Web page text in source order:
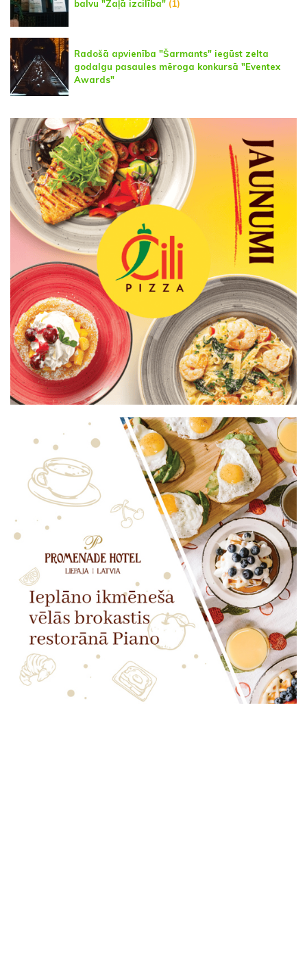
balvu "Zaļā izcilība" (1)
Radošā apvienība "Šarmants" iegūst zelta
godalgu pasaules mēroga konkursā "Eventex
Awards"